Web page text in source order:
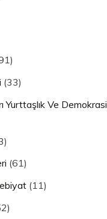
(33)
Yurttaşlık Ve Demokrasi
(61)
(11)